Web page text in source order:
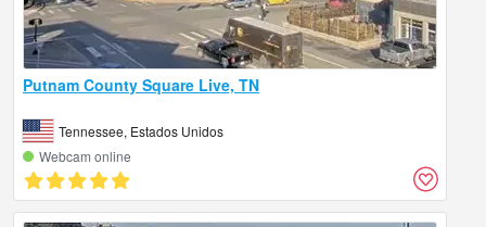
Putnam County Square Live, TN
Tennessee, Estados Unidos
Webcam online